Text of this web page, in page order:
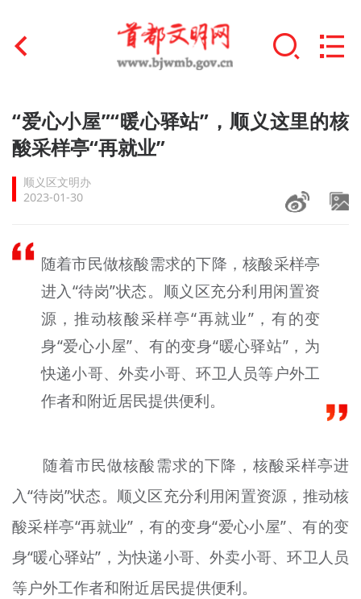
首页
文明创建
文明实践
未成年人思想道德建设
榜样人物
身边好人
文明评论
宣传思想文化人才
专题
资料库
+
“爱心小屋”“暖心驿站”，顺义这里的核
酸采样亭“再就业”
顺义区文明办
2023-01-30
随着市民做核酸需求的下降，核酸采样亭
进入“待岗”状态。顺义区充分利用闲置资
源，推动核酸采样亭“再就业”，有的变
身“爱心小屋”、有的变身“暖心驿站”，为
快递小哥、外卖小哥、环卫人员等户外工
作者和附近居民提供便利。
随着市民做核酸需求的下降，核酸采样亭进
入“待岗”状态。顺义区充分利用闲置资源，推动核
酸采样亭“再就业”，有的变身“爱心小屋”、有的变
身“暖心驿站”，为快递小哥、外卖小哥、环卫人员
等户外工作者和附近居民提供便利。